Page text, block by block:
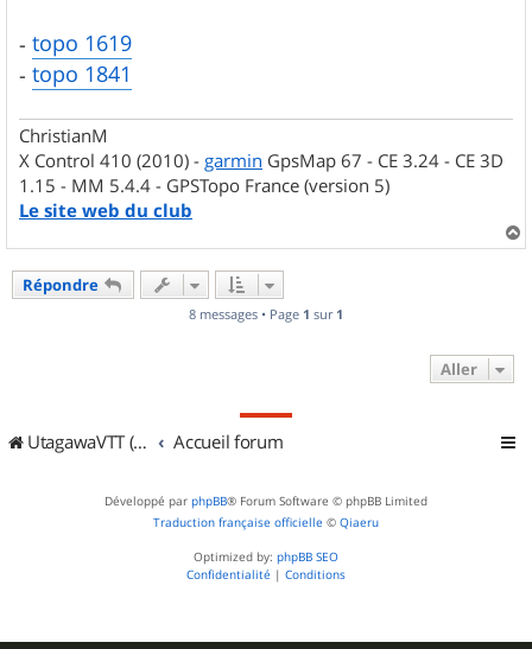
- topo 1619
- topo 1841
ChristianM
X Control 410 (2010) - garmin GpsMap 67 - CE 3.24 - CE 3D
1.15 - MM 5.4.4 - GPSTopo France (version 5)
Le site web du club
a
Répondre
8 messages • Page 1 sur 1
Aller
UtagawaVTT (Randos VTT et VTTAE avec traces GPS) Accueil forum
Développé par phpBB® Forum Software © phpBB Limited
Traduction française officielle © Qiaeru
Optimized by: phpBB SEO
Confidentialité | Conditions